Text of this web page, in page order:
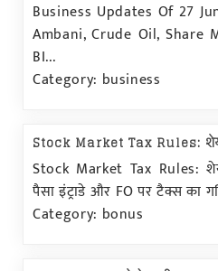
Business Updates Of 27
Ambani, Crude Oil, Share
BI...
Category: business
Stock Market Tax Rules:
Stock Market Tax Rules:
पैसा इंट्राडे और FO पर टैक्स का
Category: bonus